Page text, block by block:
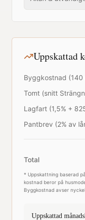
Uppskattad
Byggkostnad (140
Tomt (snitt
Lagfart (1,5% +
Pantbrev (2% av
Total
* Uppskattning baserad
kostnad beror på
Byggkostnad avser
Uppskattad